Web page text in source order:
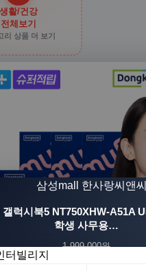
생활/건강
전체보기
리 상품 더 보기
휴 사이트
놓치면 손해
21,802원
부산 대구
대전
갤럭시북5 NT750XHW-A51A
학생 사무용…
1,999,000원